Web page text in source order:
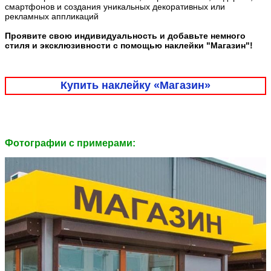
смартфонов и создания уникальных декоративных или
рекламных аппликаций
Проявите свою индивидуальность и добавьте немного
стиля и эксклюзивности с помощью наклейки "Магазин"!
Купить наклейку «Магазин»
Фотографии c примерами: